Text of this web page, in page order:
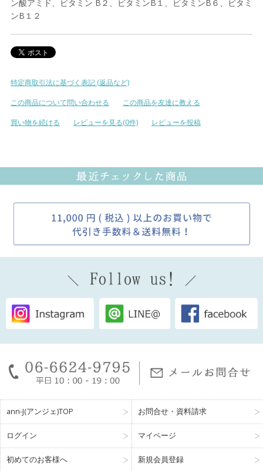
ン酸アミド、ビタミン B２、ビタミンB１、ビタミンB６、ビタミ
ンB１２
特定商取引法に基づく表記 (返品など)
この商品について問い合わせる
この商品を友達に教える
買い物を続ける
レビューを見る(0件) レビューを投稿
ann-J(アンジェ)TOP お問合せ・資料請求
ログイン マイページ
初めてのお客様へ 新規会員登録